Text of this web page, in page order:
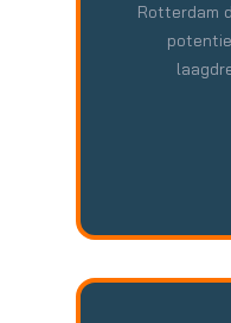
Rotterdam